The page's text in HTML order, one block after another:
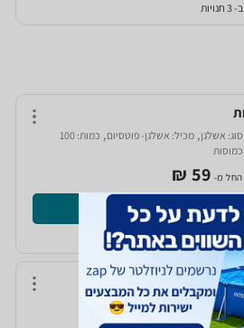
ב- 3 חנויות
סוג: אשלגן‏ ,מכיל: אשלגן- פוטסיום‏ , כמות:100
כמוסות‏
החל מ- 59‏ ₪
השוואת מחירים
ב- 5 חנויות
לטיפול ב: מתח נפשי‏ , תוספי תזונה‏
(
3
)